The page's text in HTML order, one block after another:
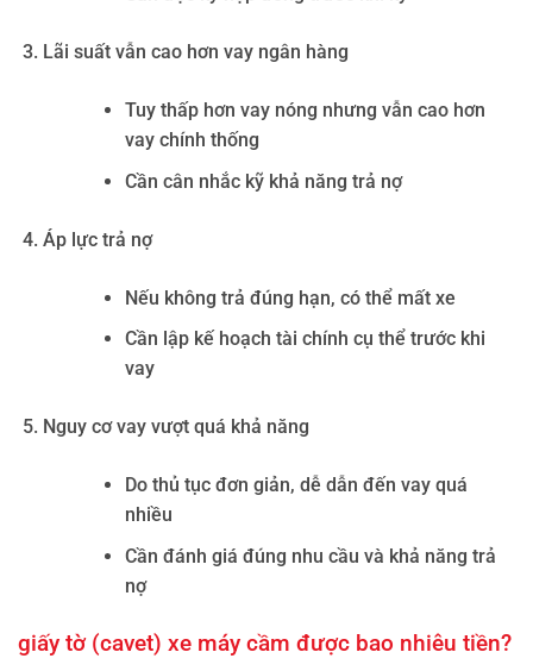
Lãi suất vẫn cao hơn vay ngân hàng
Tuy thấp hơn vay nóng nhưng vẫn cao hơn
vay chính thống
Cần cân nhắc kỹ khả năng trả nợ
Áp lực trả nợ
Nếu không trả đúng hạn, có thể mất xe
Cần lập kế hoạch tài chính cụ thể trước khi
vay
Nguy cơ vay vượt quá khả năng
Do thủ tục đơn giản, dễ dẫn đến vay quá
nhiều
Cần đánh giá đúng nhu cầu và khả năng trả
nợ
giấy tờ (cavet) xe máy cầm được bao nhiêu tiền?